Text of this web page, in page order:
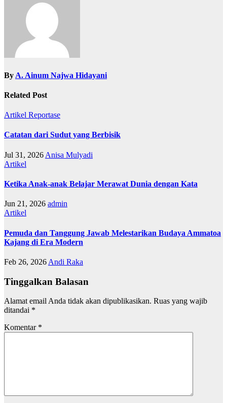
By A. Ainum Najwa Hidayani
Related Post
Artikel Reportase
Catatan dari Sudut yang Berbisik
Jul 31, 2026 Anisa Mulyadi
Artikel
Ketika Anak-anak Belajar Merawat Dunia dengan Kata
Jun 21, 2026 admin
Artikel
Pemuda dan Tanggung Jawab Melestarikan Budaya Ammatoa
Kajang di Era Modern
Feb 26, 2026 Andi Raka
Tinggalkan Balasan
Alamat email Anda tidak akan dipublikasikan. Ruas yang wajib
ditandai *
Komentar *